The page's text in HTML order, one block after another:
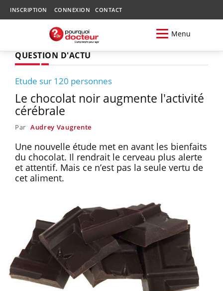
INSCRIPTION CONNEXION CONTACT
Menu
QUESTION D'ACTU
Etude sur 120 personnes
Le chocolat noir augmente l'activité
cérébrale
Par Audrey Vaugrente
Une nouvelle étude met en avant les bienfaits
du chocolat. Il rendrait le cerveau plus alerte
et attentif. Mais ce n’est pas la seule vertu de
cet aliment.